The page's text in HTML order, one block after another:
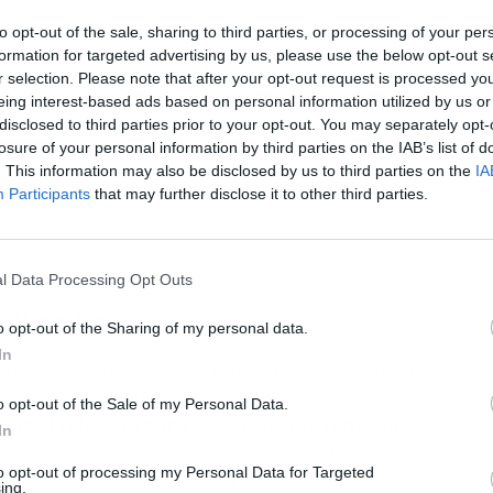
opt-out of the sale, sharing to third parties, or processing of your
for targeted advertising by us, please use the below opt-out
selection. Please note that after your opt-out request is processed
interest-based ads based on personal information utilized by us
to third parties prior to your opt-out. You may separately
of your personal information by third parties on the IAB’s list of
This information may also be disclosed by us to third parties on the
Participants that may further disclose it to other third parties.
Data Processing Opt Outs
opt-out of the Sharing of my personal data.
opt-out of the Sale of my Personal Data.
opt-out of processing my Personal Data for Targeted
en España?
factores como la ubicación de la persona,
teléfono, entre otros problemas. Para evitar
el teléfono para asegurar que tenga la
a espacios abiertos o ventanas, ya que